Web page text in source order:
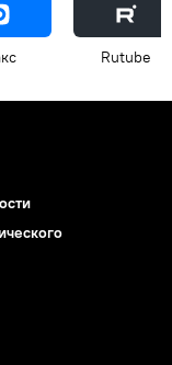
Rutube